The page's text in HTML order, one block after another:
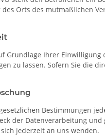
Orts des mutmaßlichen
Grundlage Ihrer
zu lassen. Sofern Sie die
Bestimmungen
der Datenverarbeitung
jederzeit an uns wenden.